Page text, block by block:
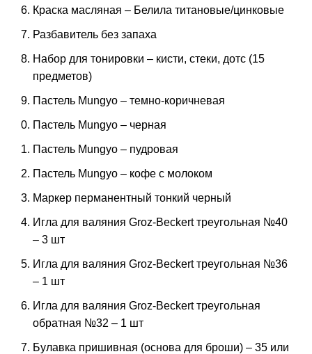
Краска масляная – Белила титановые/цинковые
Разбавитель без запаха
Набор для тонировки – кисти, стеки, дотс (15
предметов)
Пастель Mungyo – темно-коричневая
Пастель Mungyo – черная
Пастель Mungyo – пудровая
Пастель Mungyo – кофе с молоком
Маркер перманентный тонкий черный
Игла для валяния Groz-Beckert треугольная №40
– 3 шт
Игла для валяния Groz-Beckert треугольная №36
– 1 шт
Игла для валяния Groz-Beckert треугольная
обратная №32 – 1 шт
Булавка пришивная (основа для броши) – 35 или